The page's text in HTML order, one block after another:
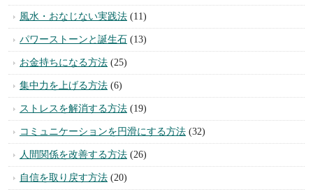
風水・おなじない実践法 (11)
パワーストーンと誕生石 (13)
お金持ちになる方法 (25)
集中力を上げる方法 (6)
ストレスを解消する方法 (19)
コミュニケーションを円滑にする方法 (32)
人間関係を改善する方法 (26)
自信を取り戻す方法 (20)